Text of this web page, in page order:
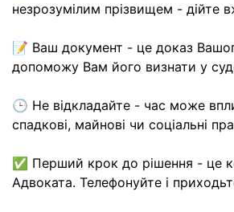
незрозумілим прізвищем - дійте
📝 Ваш документ - це доказ
допоможу Вам його визнати у
🕒 Не відкладайте - час може
спадкові, майнові чи соціальні
✅ Перший крок до рішення - це
Адвоката. Телефонуйте і